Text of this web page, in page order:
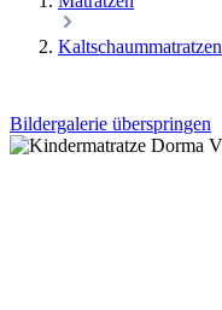
Kaltschaummatratzen
Bildergalerie überspringen